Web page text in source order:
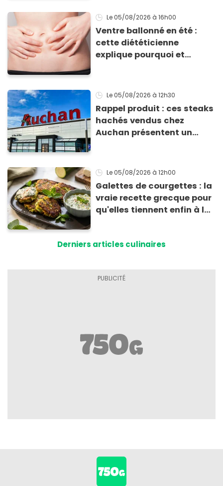
Le 05/08/2026 à 16h00
Ventre ballonné en été :
cette diététicienne
explique pourquoi et
Le 05/08/2026 à 12h30
Rappel produit : ces steaks
hachés vendus chez
Auchan présentent un
Le 05/08/2026 à 12h00
Galettes de courgettes : la
vraie recette grecque pour
qu'elles tiennent enfin à la
Derniers articles culinaires